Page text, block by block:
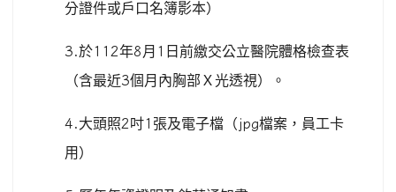
分證件或戶口名簿影本）
3.於112年8 月 1 日前繳交公立醫院體格檢查表
（含最近3個月內胸部Ｘ光透視）。
4. 大頭照2 吋1 張及電子檔（jpg檔案，員工卡
用）